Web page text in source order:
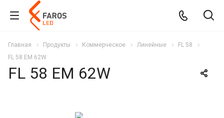
Главная Продукты Коммерческое Линейные
FL 58
FL 58 EM 62W
FL 58 EM 62W